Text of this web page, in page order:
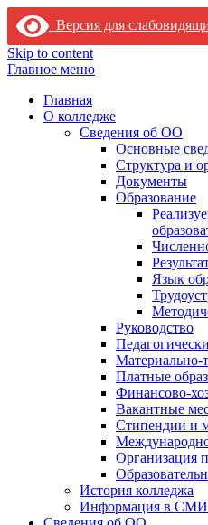
Версия для
Skip to content
Главное меню
Главная
О колледже
Сведения об ОО
Основные
Структура и
Документы
Образование
Язык
Руководство
Материально-
Платные
Финансово-
Вакантные
Стипендии и
Организация
История колледжа
Информация в СМИ